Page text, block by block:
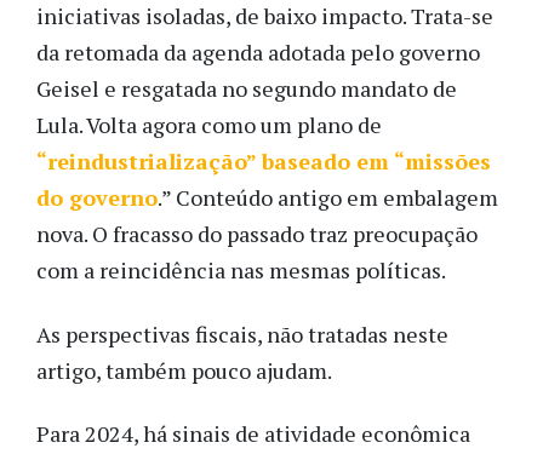
iniciativas isoladas, de baixo impacto. Trata-se
da retomada da agenda adotada pelo governo
Geisel e resgatada no segundo mandato de
Lula.Volta agora como um plano de
“reindustrialização” baseado em “missões
do governo.” Conteúdo antigo em embalagem
nova. O fracasso do passado traz preocupação
com a reincidência nas mesmas políticas.
As perspectivas fiscais, não tratadas neste
artigo, também pouco ajudam.
Para 2024, há sinais de atividade econômica